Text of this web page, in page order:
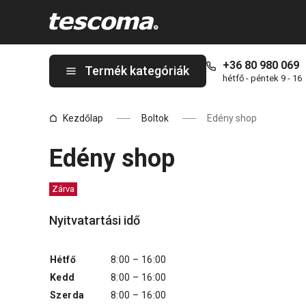
Termék kategóriák +36 80 980 069
hétfő - péntek 9 - 16
Kezdőlap Boltok Edény shop
Edény shop
Zárva
Nyitvatartási idő
Hétfő
8:00 – 16:00
Kedd
8:00 – 16:00
Szerda
8:00 – 16:00